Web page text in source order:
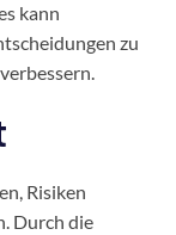
kann
zu
Risiken
Durch die